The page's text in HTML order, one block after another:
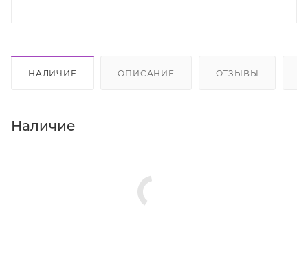
НАЛИЧИЕ ОПИСАНИЕ ОТЗЫВЫ
Наличие